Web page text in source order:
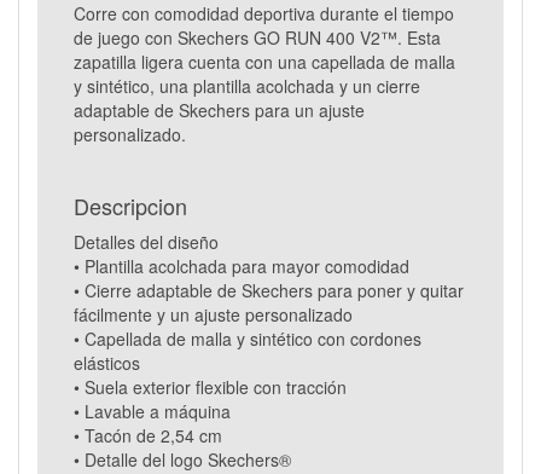
Corre con comodidad deportiva durante el tiempo
de juego con Skechers GO RUN 400 V2™. Esta
zapatilla ligera cuenta con una capellada de malla
y sintético, una plantilla acolchada y un cierre
adaptable de Skechers para un ajuste
personalizado.
Descripcion
Detalles del diseño
• Plantilla acolchada para mayor comodidad
• Cierre adaptable de Skechers para poner y quitar
fácilmente y un ajuste personalizado
• Capellada de malla y sintético con cordones
elásticos
• Suela exterior flexible con tracción
• Lavable a máquina
• Tacón de 2,54 cm
• Detalle del logo Skechers®